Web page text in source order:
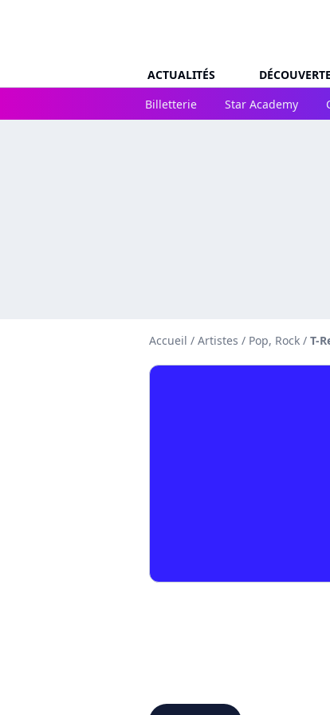
ACTUALITÉS
Billetterie
Star Academy
Accueil / Artistes / Pop, Rock / T-